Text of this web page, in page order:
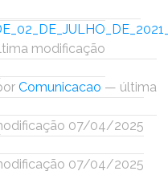
modificação
Comunicacao — última
07/04/2025
07/04/2025